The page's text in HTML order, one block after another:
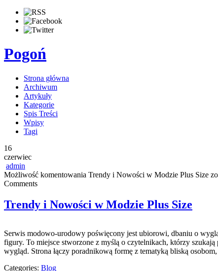
Pogoń
Strona główna
Archiwum
Artykuły
Kategorie
Spis Treści
Wpisy
Tagi
16
czerwiec
admin
Możliwość komentowania Trendy i Nowości w Modzie Plus Size
Comments
Trendy i Nowości w Modzie Plus Size
Serwis modowo-urodowy poświęcony jest ubiorowi, dbaniu o
figury. To miejsce stworzone z myślą o czytelnikach, którzy
wygląd. Strona łączy poradnikową formę z tematyką bliską
Categories: Blog